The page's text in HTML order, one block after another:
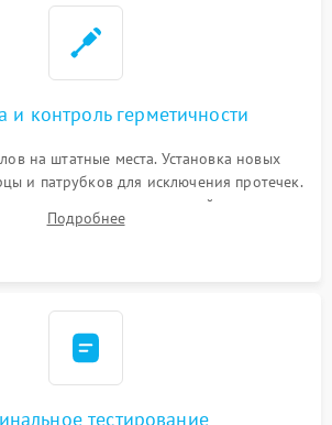
и контроль герметичности
на штатные места. Установка новых
и патрубков для исключения протечек.
хомутов гидравлической системы,
и установка датчика поплавка.
Подробнее
тестирование